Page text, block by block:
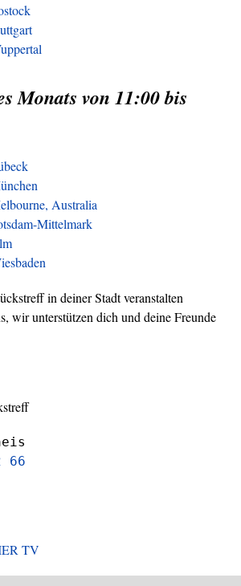
Monats von 11:00 bis
Australia
Mittelmark
in deiner Stadt veranstalten
wir unterstützen dich und deine Freunde
66
TV